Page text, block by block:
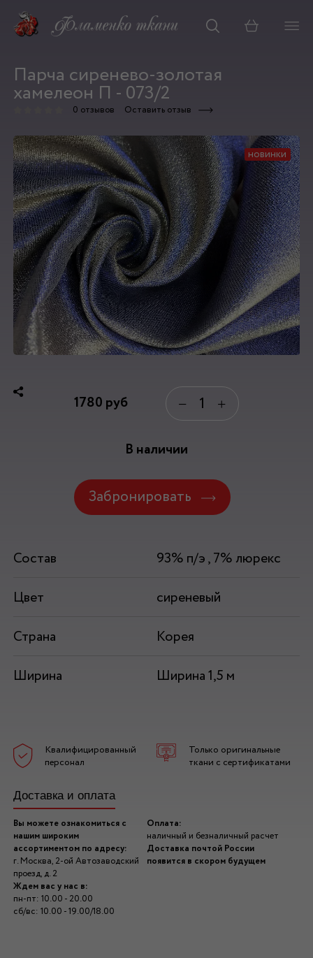
Корзина
Парча сиренево-золотая
хамелеон П - 073/2
0 отзывов Оставить отзыв
новинки
1780 руб − +
В наличии
Забронировать
Состав
93% п/э , 7% люрекс
Цвет
сиреневый
Страна
Корея
Ширина
Ширина 1,5 м
Квалифицированный
персонал
Только оригинальные
ткани с сертификатами
Доставка и оплата
Вы можете ознакомиться с
нашим широким
ассортиментом по адресу:
г. Москва, 2-ой Автозаводский
проезд, д. 2
Ждем вас у нас в:
пн-пт: 10.00 - 20.00
сб/вс: 10.00 - 19.00/18.00
Оплата:
наличный и безналичный расчет
Доставка почтой России
появится в скором будущем